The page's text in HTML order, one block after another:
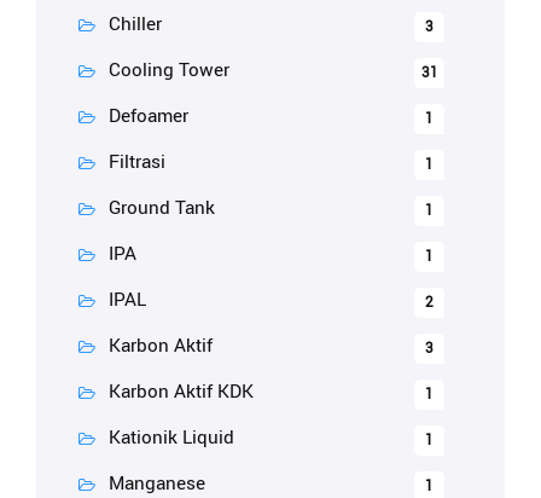
Chiller 3
Cooling Tower 31
Defoamer 1
Filtrasi 1
Ground Tank 1
IPA 1
IPAL 2
Karbon Aktif 3
Karbon Aktif KDK 1
Kationik Liquid 1
Manganese 1